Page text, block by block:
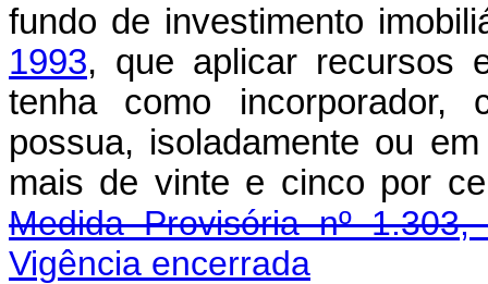
fundo de investimento
1993, que aplicar recursos
tenha como incorporador,
possua, isoladamente ou
mais de vinte e cinco por
Medida Provisória nº
Vigência encerrada